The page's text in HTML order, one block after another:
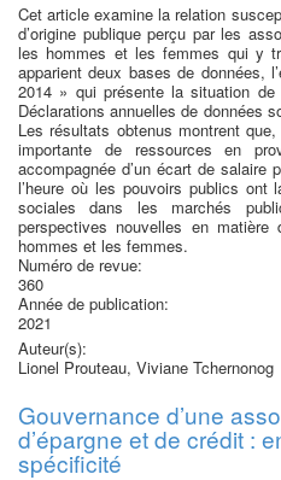
Cet article examine la relation
d’origine publique perçu par les
les hommes et les femmes qui y
apparient deux bases de données,
2014 » qui présente la situation
Déclarations annuelles de données
Les résultats obtenus montrent
importante de ressources en
accompagnée d’un écart de
l’heure où les pouvoirs publics ont
sociales dans les marchés
perspectives nouvelles en matière
hommes et les femmes.
Numéro de revue:
360
Année de publication:
2021
Auteur(s):
Lionel Prouteau, Viviane Tchernonog
Gouvernance d’une
d’épargne et de crédit :
spécificité